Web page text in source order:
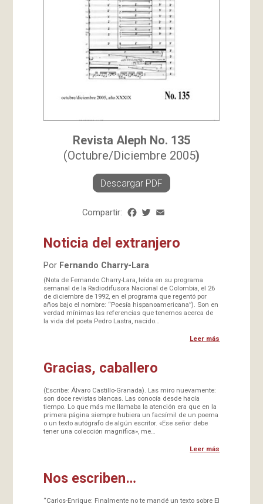
Revista Aleph No. 135
(Octubre/Diciembre 2005)
Descargar PDF
Compartir: Facebook
Twitter
Noticia del extranjero
Por Fernando Charry-Lara
(Nota de Fernando Charry-Lara, leída en su programa
semanal de la Radiodifusora Nacional de Colombia, el 26
de diciembre de 1992, en el programa que regentó por
años bajo el nombre: “Poesía hispanoamericana”). Son en
verdad mínimas las referencias que tenemos acerca de
la vida del poeta Pedro Lastra, nacido…
Leer más
Gracias, caballero
(Escribe: Álvaro Castillo-Granada). Las miro nuevamente:
son doce revistas blancas. Las conocía desde hacía
tiempo. Lo que más me llamaba la atención era que en la
primera página siempre hubiera un facsímil de un poema
o un texto autógrafo de algún escritor. «Ese señor debe
tener una colección magnífica», me…
Leer más
Nos escriben…
“Carlos-Enrique: Finalmente no te mandé un texto sobre El